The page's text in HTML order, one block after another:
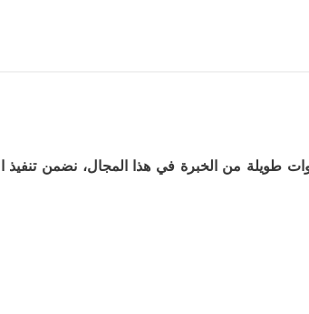
طويلة من الخبرة في هذا المجال، نضمن تنفيذ